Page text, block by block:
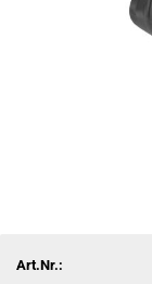
Art.Nr.: